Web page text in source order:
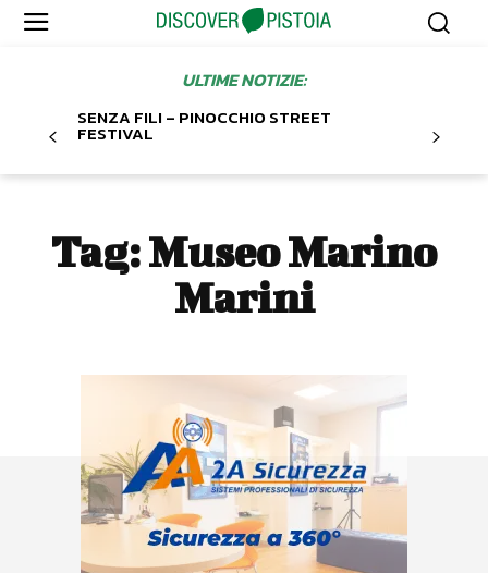
ULTIME NOTIZIE:
SENZA FILI – PINOCCHIO STREET
FESTIVAL
Tag:Museo Marino
Marini